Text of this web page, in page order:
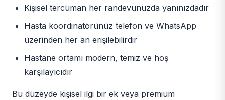
Kişisel tercüman her randevunuzda yanınızdadır
Hasta koordinatörünüz telefon ve WhatsApp
üzerinden her an erişilebilirdir
Hastane ortamı modern, temiz ve hoş
karşılayıcıdır
Bu düzeyde kişisel ilgi bir ek veya premium